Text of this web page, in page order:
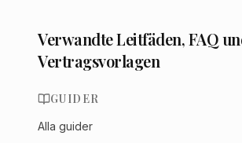
Verwandte Leitfäden, FAQ
Vertragsvorlagen
GUIDER
Alla guider